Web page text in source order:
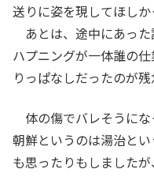
送りに姿を現してほしか
あとは、途中にあった
ハプニングが一体誰の
りっぱなしだったのが残
体の傷でバレそうに
朝鮮というのは湯治と
も思ったりもしましたが